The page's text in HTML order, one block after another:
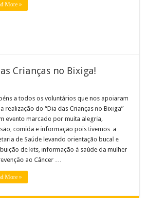
More »
Crianças no Bixiga!
a todos os voluntários que nos apoiaram
realização do “Dia das Crianças no Bixiga”
evento marcado por muita alegria,
comida e informação pois tivemos a
de Saúde levando orientação bucal e
de kits, informação à saúde da mulher
ao Câncer …
More »